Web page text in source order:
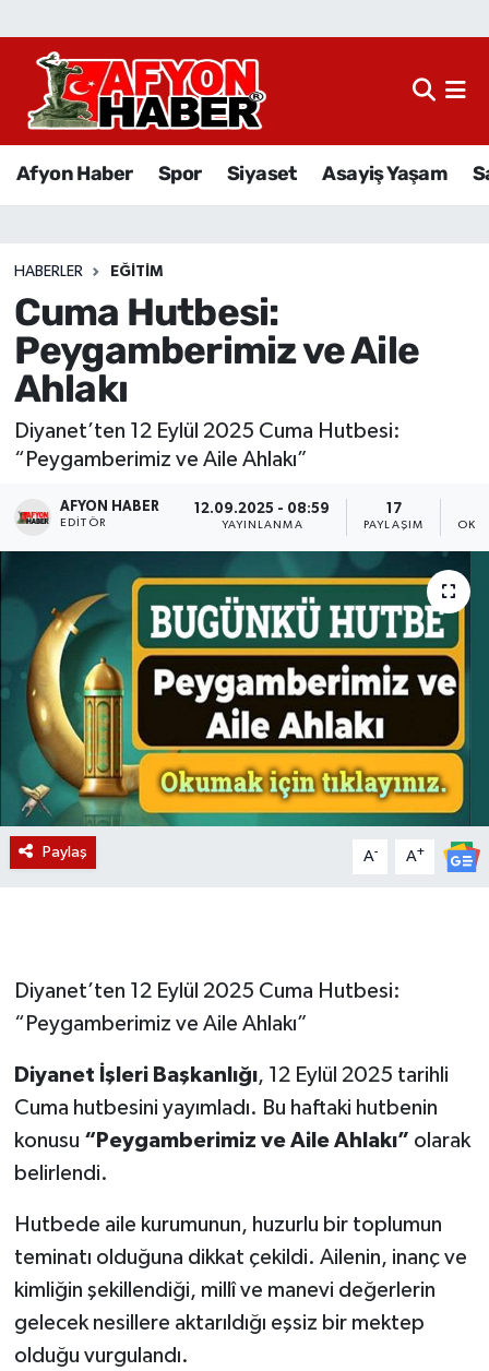
Afyon Haber Spor Siyaset Asayiş Yaşam
HABERLER EĞITIM
Cuma Hutbesi:
Peygamberimiz ve Aile
Ahlakı
Diyanet’ten 12 Eylül 2025 Cuma Hutbesi:
“Peygamberimiz ve Aile Ahlakı”
AFYON HABER
EDITÖR
12.09.2025 - 08:59
YAYINLANMA
17
PAYLAŞIM
Paylaş A- A+
Diyanet’ten 12 Eylül 2025 Cuma Hutbesi:
“Peygamberimiz ve Aile Ahlakı”
Diyanet İşleri Başkanlığı, 12 Eylül 2025 tarihli
Cuma hutbesini yayımladı. Bu haftaki hutbenin
konusu “Peygamberimiz ve Aile Ahlakı” olarak
belirlendi.
Hutbede aile kurumunun, huzurlu bir toplumun
teminatı olduğuna dikkat çekildi. Ailenin, inanç ve
kimliğin şekillendiği, millî ve manevi değerlerin
gelecek nesillere aktarıldığı eşsiz bir mektep
olduğu vurgulandı.
Afyon Haber
Sağlık
Eğitim
Ekonomi
Magazin
Etkinlikler